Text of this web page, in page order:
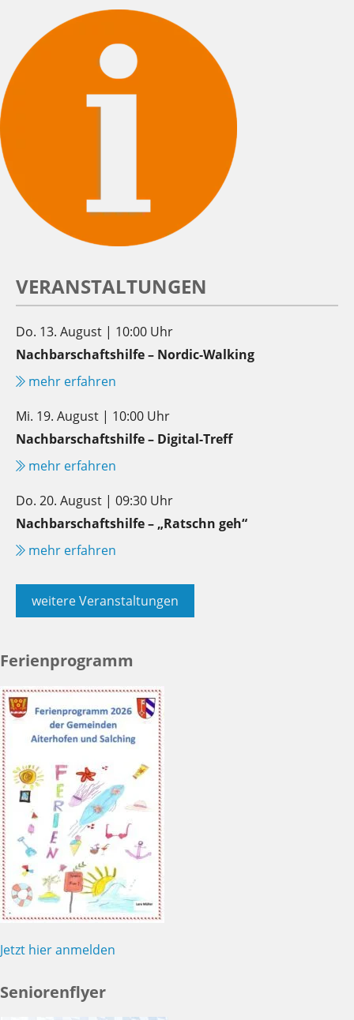
VERANSTALTUNGEN
Do. 13. August | 10:00 Uhr
Nachbarschaftshilfe – Nordic-Walking
mehr erfahren
Mi. 19. August | 10:00 Uhr
Nachbarschaftshilfe – Digital-Treff
mehr erfahren
Do. 20. August | 09:30 Uhr
Nachbarschaftshilfe – „Ratschn geh“
mehr erfahren
weitere Veranstaltungen
Ferienprogramm
Jetzt hier anmelden
Seniorenflyer